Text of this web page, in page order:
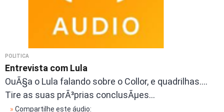
POLÍTICA
Entrevista com Lula
OuÃ§a o Lula falando sobre o Collor, e quadrilhas....
Tire as suas prÃ³prias conclusÃµes...
» Compartilhe este áudio: